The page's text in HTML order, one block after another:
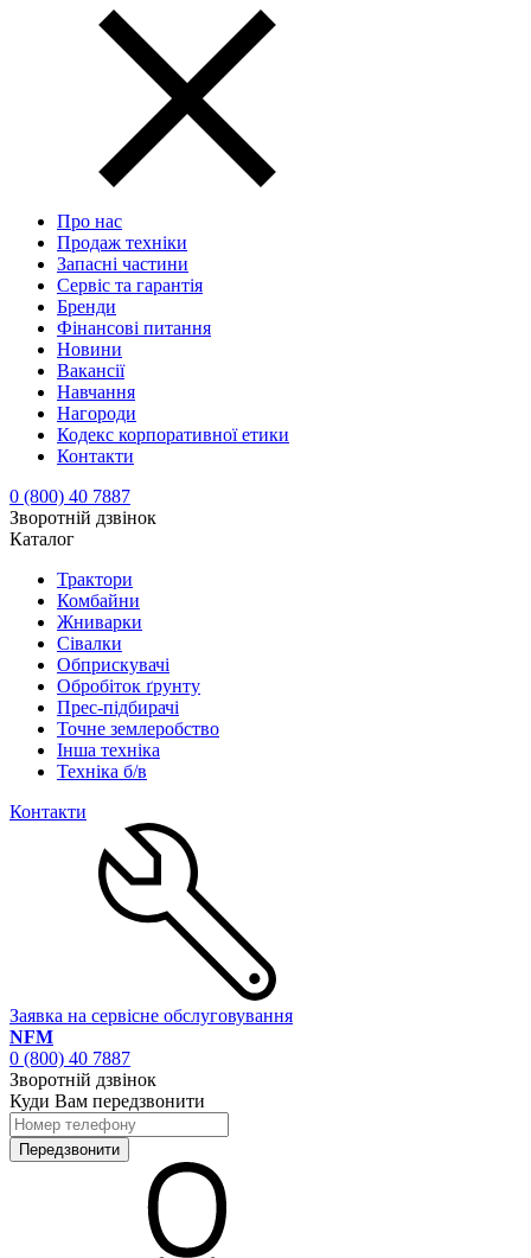
Про нас
Продаж техніки
Запасні частини
Сервіс та гарантія
Бренди
Фінансові питання
Новини
Вакансії
Навчання
Нагороди
Кодекс корпоративної етики
Контакти
0 (800) 40 7887
Зворотній дзвінок
Каталог
Трактори
Комбайни
Жниварки
Сівалки
Обприскувачі
Обробіток ґрунту
Прес-підбирачі
Точне землеробство
Інша техніка
Техніка б/в
Контакти
Заявка на сервісне обслуговування
NFM
0 (800) 40 7887
Зворотній дзвінок
Куди Вам передзвонити